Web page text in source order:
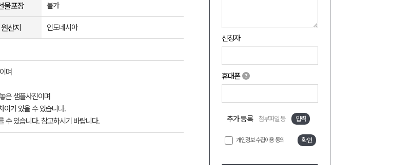
신청자
휴대폰
추가 등록 첨부파일 등 입력
개인정보 수집이용 동의 확인
물포장 불가
원산지 인도네시아
며
은 샘플사진이며
이가 있을 수 있습니다.
수 있습니다. 참고하시기 바랍니다.